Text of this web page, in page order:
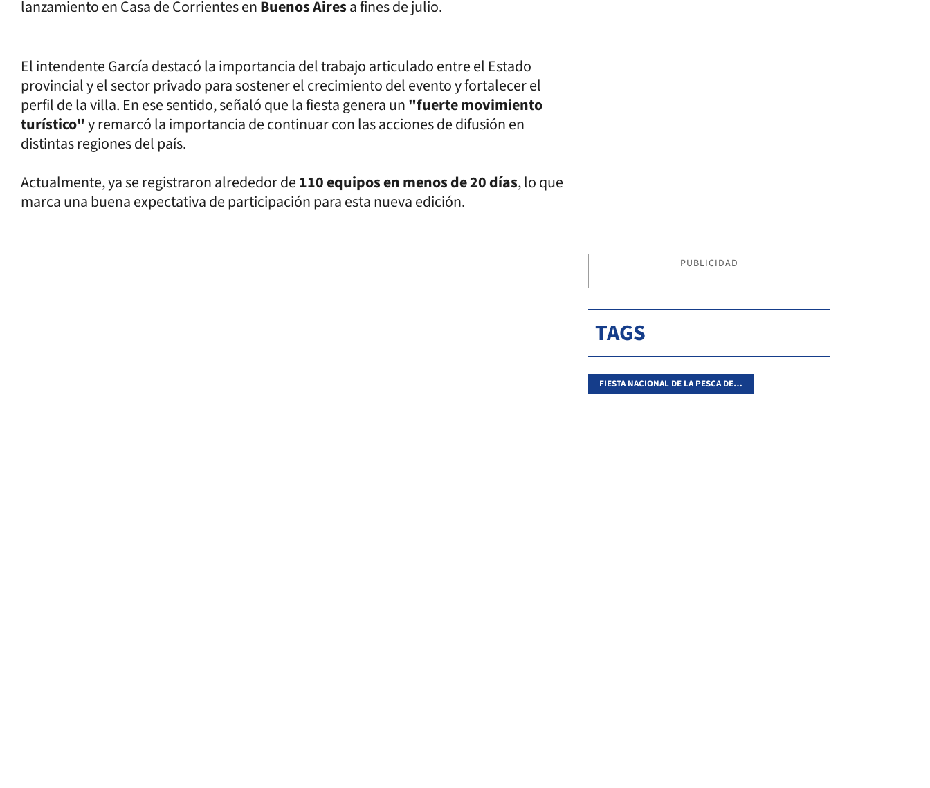
lanzamiento en Casa de Corrientes enBuenos Airesa fines de julio.
El intendente García destacó la importancia del trabajo articulado entre el Estado
provincial y el sector privado para sostener el crecimiento del evento y fortalecer el
perfil de la villa. En ese sentido, señaló que la fiesta genera un"fuerte movimiento
turístico"y remarcó la importancia de continuar con las acciones de difusión en
distintas regiones del país.
Actualmente, ya se registraron alrededor de110 equipos en menos de 20 días, lo que
marca una buena expectativa de participación para esta nueva edición.
PUBLICIDAD
TAGS
FIESTA NACIONAL DE LA PESCA DEL DORADO